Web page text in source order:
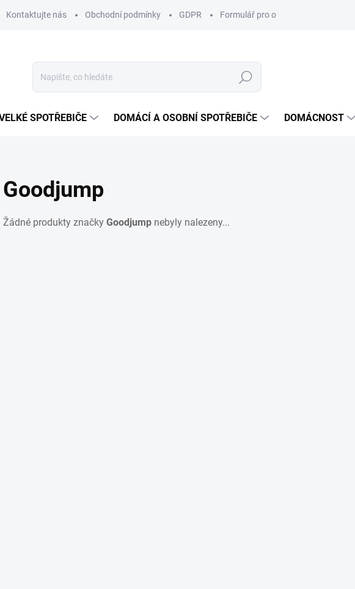
Kontaktujte nás Obchodní podmínky GDPR Formulář pro odstoupení od smlouvy
Hledat
SPOTŘEBIČE DOMÁCÍ A OSOBNÍ SPOTŘEBIČE DOMÁCNOST
Goodjump
Žádné produkty značky Goodjump nebyly nalezeny...